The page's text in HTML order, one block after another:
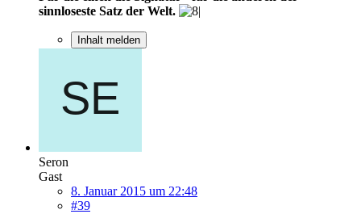
sinnloseste Satz der Welt.
Inhalt melden
Seron
Gast
8. Januar 2015 um 22:48
#39